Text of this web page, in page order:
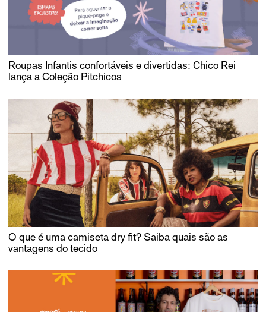
Roupas Infantis confortáveis e divertidas: Chico Rei
lança a Coleção Pitchicos
O que é uma camiseta dry fit? Saiba quais são as
vantagens do tecido